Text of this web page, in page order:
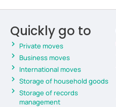
Quickly go to
Private moves
Business moves
International moves
Storage of household goods
Storage of records
management